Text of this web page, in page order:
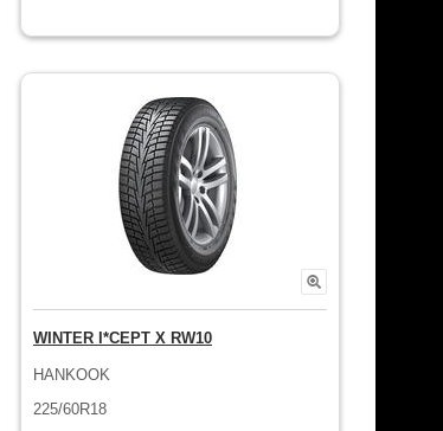
WINTER I*CEPT X RW10
HANKOOK
225/60R18